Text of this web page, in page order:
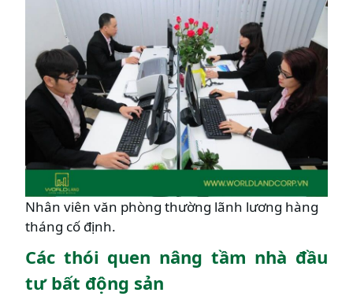
Nhân viên văn phòng thường lãnh lương hàng
tháng cố định.
Các thói quen nâng tầm nhà đầu
tư bất động sản